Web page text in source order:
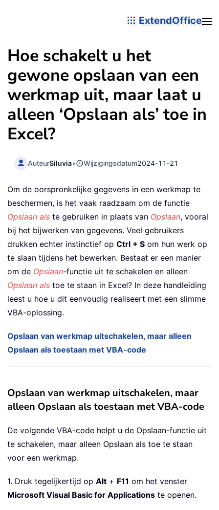
ExtendOffice
Hoe schakelt u het
gewone opslaan van een
werkmap uit, maar laat u
alleen ‘Opslaan als’ toe in
Excel?
AuteurSiluvia• Wijzigingsdatum2024-11-21
Om de oorspronkelijke gegevens in een werkmap te
beschermen, is het vaak raadzaam om de functie
Opslaan als te gebruiken in plaats van Opslaan, vooral
bij het bijwerken van gegevens. Veel gebruikers
drukken echter instinctief op Ctrl + S om hun werk op
te slaan tijdens het bewerken. Bestaat er een manier
om de Opslaan-functie uit te schakelen en alleen
Opslaan als toe te staan in Excel? In deze handleiding
leest u hoe u dit eenvoudig realiseert met een slimme
VBA-oplossing.
Opslaan van werkmap uitschakelen, maar alleen
Opslaan als toestaan met VBA-code
Opslaan van werkmap uitschakelen, maar
alleen Opslaan als toestaan met VBA-code
De volgende VBA-code helpt u de Opslaan-functie uit
te schakelen, maar alleen Opslaan als toe te staan
voor een werkmap.
1. Druk tegelijkertijd op Alt + F11 om het venster
Microsoft Visual Basic for Applications te openen.